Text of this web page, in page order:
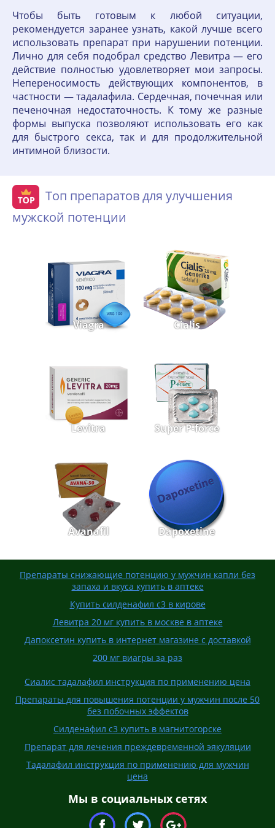
Чтобы быть готовым к любой ситуации,
рекомендуется заранее узнать, какой лучше всего
использовать препарат при нарушении потенции.
Лично для себя подобрал средство Левитра — его
действие полностью удовлетворяет мои запросы.
Непереносимость действующих компонентов, в
частности — тадалафила. Сердечная, почечная или
печеночная недостаточность. К тому же разные
формы выпуска позволяют использовать его как
для быстрого секса, так и для продолжительной
интимной близости.
Топ препаратов для улучшения
мужской потенции
Viagra Cialis
Levitra Super P-force
Avanafil Dapoxetine
Препараты снижающие потенцию у мужчин капли без
запаха и вкуса купить в аптеке
Купить силденафил с3 в кирове
Левитра 20 мг купить в москве в аптеке
Дапоксетин купить в интернет магазине с доставкой
200 мг виагры за раз
Сиалис тадалафил инструкция по применению цена
Препараты для повышения потенции у мужчин после 50
без побочных эффектов
Силденафил с3 купить в магнитогорске
Препарат для лечения преждевременной эякуляции
Тадалафил инструкция по применению для мужчин
цена
Мы в социальных сетях